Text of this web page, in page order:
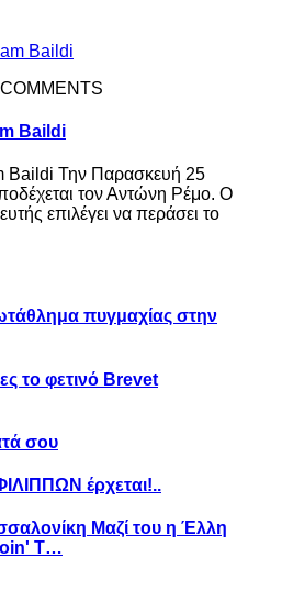
Baildi
Baildi Την Παρασκευή 25
τον Αντώνη Ρέμο. Ο
επιλέγει να περάσει το
πυγμαχίας στην
το φετινό Brevet
σου
έρχεται!..
Μαζί του η Έλλη
T…